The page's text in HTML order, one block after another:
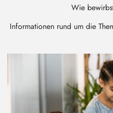
Wie
Informationen rund um die